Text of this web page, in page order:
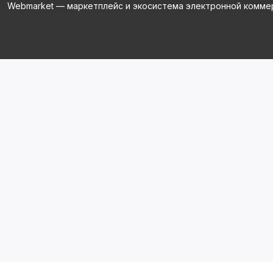
Webmarket — маркетплейс и экосистема электронной